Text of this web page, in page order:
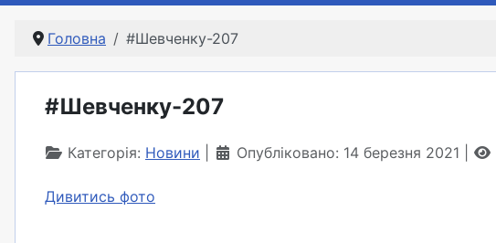
Головна #Шевченку-207
#Шевченку-207
Категорія: Новини Опубліковано: 14 березня 2021
Дивитись фото